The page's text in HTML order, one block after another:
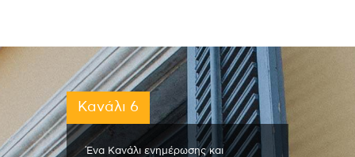
Κανάλι 6
Ένα Κανάλι ενημέρωσης και